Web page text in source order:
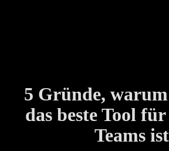
5 Gründe,
das beste Tool
Teams ist